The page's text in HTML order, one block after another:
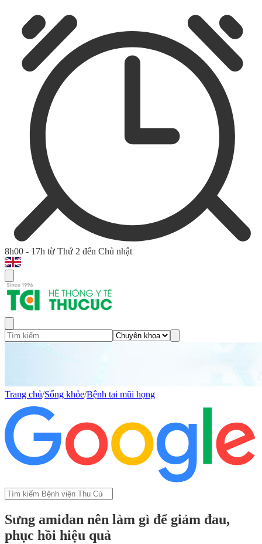
8h00 - 17h từ Thứ 2 đến Chủ nhật
Trang chủ/Sống khỏe/Bệnh tai mũi họng
Sưng amidan nên làm gì để giảm đau,
phục hồi hiệu quả